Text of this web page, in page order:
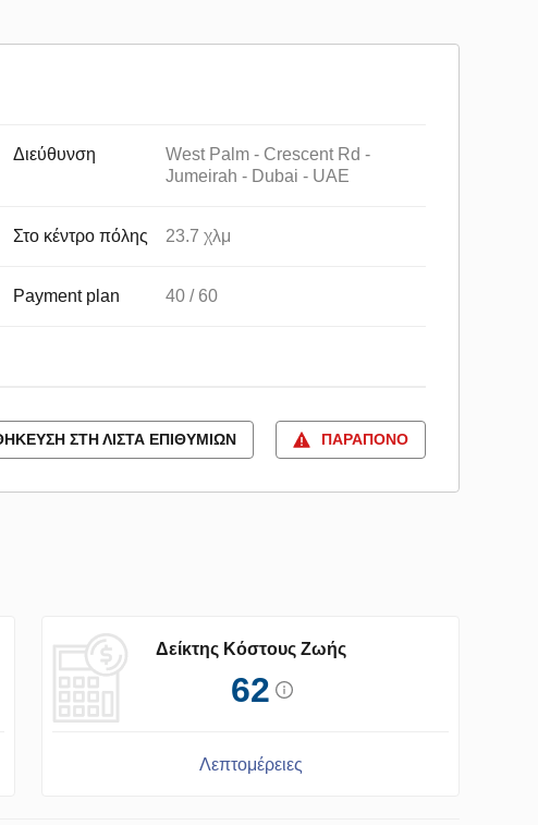
Διεύθυνση
West Palm - Crescent Rd -
Jumeirah - Dubai - UAE
Στο κέντρο πόλης 23.7 χλμ
Payment plan 40 / 60
ΣΤΗ ΛΊΣΤΑ ΕΠΙΘΥΜΙΏΝ ΠΑΡΆΠΟΝΟ
Δείκτης Κόστους Ζωής
62
Λεπτομέρειες